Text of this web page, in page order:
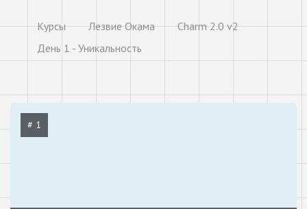
Курсы Лезвие Окама
Charm 2.0 v2
День 1 - Уникальность
# 1